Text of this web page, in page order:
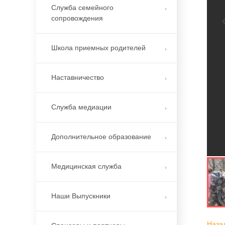
Служба семейного
сопровождения
Школа приемных родителей
Наставничество
Служба медиации
Дополнительное образование
Медицинская служба
Наши Выпускники